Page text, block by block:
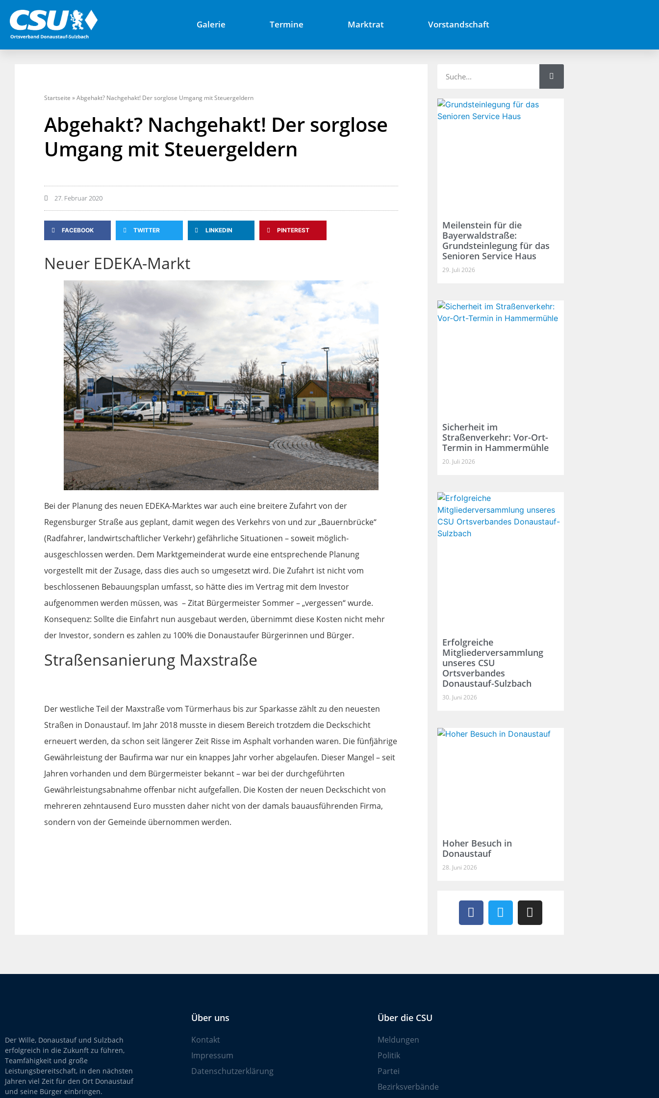
Galerie Termine Marktrat Vorstandschaft
Startseite »Abgehakt? Nachgehakt! Der sorglose Umgang mit Steuergeldern
Abgehakt? Nachgehakt! Der sorglose
Umgang mit Steuergeldern
27. Februar 2020
FACEBOOK TWITTER LINKEDIN PINTEREST
Neuer EDEKA-Markt
Bei der Planung des neuen EDEKA-Marktes war auch eine breitere Zufahrt von der
Regensburger Straße aus geplant, damit wegen des Verkehrs von und zur „Bauernbrücke“
(Radfahrer, landwirtschaftlicher Verkehr) gefährliche Situationen – soweit möglich-
ausgeschlossen werden. Dem Marktgemeinderat wurde eine entsprechende Planung
vorgestellt mit der Zusage, dass dies auch so umgesetzt wird. Die Zufahrt ist nicht vom
beschlossenen Bebauungsplan umfasst, so hätte dies im Vertrag mit dem Investor
aufgenommen werden müssen, was – Zitat Bürgermeister Sommer – „vergessen“ wurde.
Konsequenz: Sollte die Einfahrt nun ausgebaut werden, übernimmt diese Kosten nicht mehr
der Investor, sondern es zahlen zu 100% die Donaustaufer Bürgerinnen und Bürger.
Straßensanierung Maxstraße
Der westliche Teil der Maxstraße vom Türmerhaus bis zur Sparkasse zählt zu den neuesten
Straßen in Donaustauf. Im Jahr 2018 musste in diesem Bereich trotzdem die Deckschicht
erneuert werden, da schon seit längerer Zeit Risse im Asphalt vorhanden waren. Die fünfjährige
Gewährleistung der Baufirma war nur ein knappes Jahr vorher abgelaufen. Dieser Mangel – seit
Jahren vorhanden und dem Bürgermeister bekannt – war bei der durchgeführten
Gewährleistungsabnahme offenbar nicht aufgefallen. Die Kosten der neuen Deckschicht von
mehreren zehntausend Euro mussten daher nicht von der damals bauausführenden Firma,
sondern von der Gemeinde übernommen werden.
Meilenstein für die
Bayerwaldstraße:
Grundsteinlegung für das
Senioren Service Haus
29. Juli 2026
Sicherheit im
Straßenverkehr: Vor-Ort-
Termin in Hammermühle
20. Juli 2026
Erfolgreiche
Mitgliederversammlung
unseres CSU
Ortsverbandes
Donaustauf-Sulzbach
30. Juni 2026
Hoher Besuch in
Donaustauf
28. Juni 2026
Der Wille, Donaustauf und Sulzbach
erfolgreich in die Zukunft zu führen,
Teamfähigkeit und große
Leistungsbereitschaft, in den nächsten
Jahren viel Zeit für den Ort Donaustauf
und seine Bürger einbringen.
Über uns
Kontakt
Impressum
Datenschutzerklärung
Über die CSU
Meldungen
Politik
Partei
Bezirksverbände